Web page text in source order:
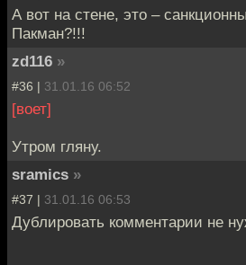
А вот на стене, это –
Пакман?!!!
zd116 »
#36 | 31.01.16 06:52
[воет]
Утром гляну.
sramics »
#37 | 31.01.16 06:53
Дублировать комментарии не